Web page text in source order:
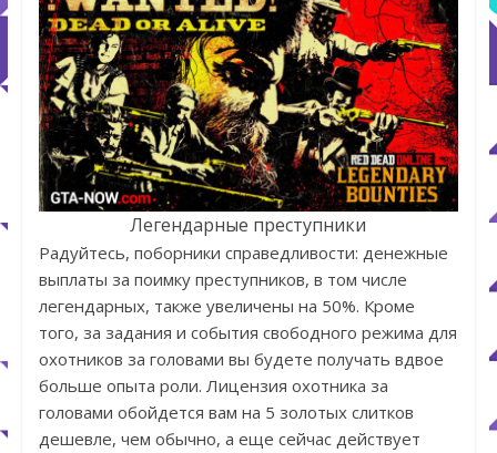
Легендарные преступники
Радуйтесь, поборники справедливости: денежные
выплаты за поимку преступников, в том числе
легендарных, также увеличены на 50%. Кроме
того, за задания и события свободного режима для
охотников за головами вы будете получать вдвое
больше опыта роли. Лицензия охотника за
головами обойдется вам на 5 золотых слитков
дешевле, чем обычно, а еще сейчас действует